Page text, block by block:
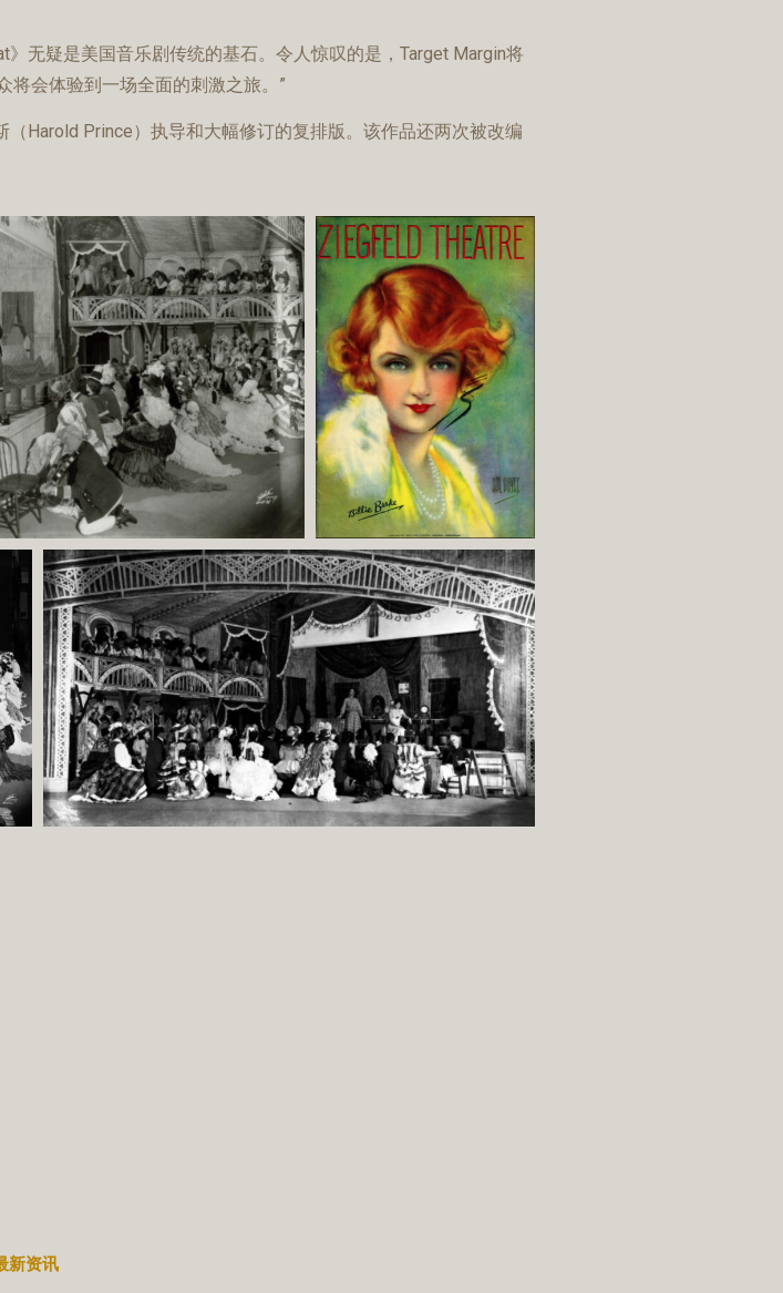
》无疑是美国音乐剧传统的基石。令人惊叹的是，Target Margin将
将会体验到一场全面的刺激之旅。”
Harold Prince）执导和大幅修订的复排版。该作品还两次被改编
新资讯